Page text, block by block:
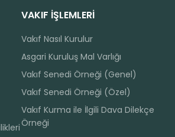
VAKIF İŞLEMLERİ
Vakıf Nasıl Kurulur
Asgari Kuruluş Mal Varlığı
Vakıf Senedi Örneği (Genel)
Vakıf Senedi Örneği (Özel)
Vakıf Kurma ile İlgili Dava Dilekçe
Örneği